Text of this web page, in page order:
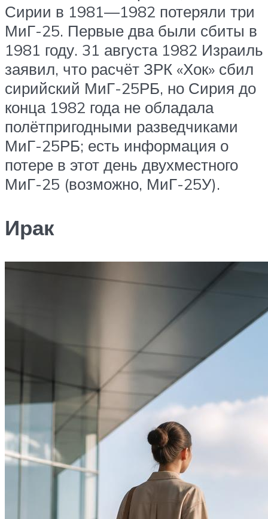
Сирии в 1981—1982 потеряли три
МиГ-25. Первые два были сбиты в
1981 году. 31 августа 1982 Израиль
заявил, что расчёт ЗРК «Хок» сбил
сирийский МиГ-25РБ, но Сирия до
конца 1982 года не обладала
полётпригодными разведчиками
МиГ-25РБ; есть информация о
потере в этот день двухместного
МиГ-25 (возможно, МиГ-25У).
Ирак